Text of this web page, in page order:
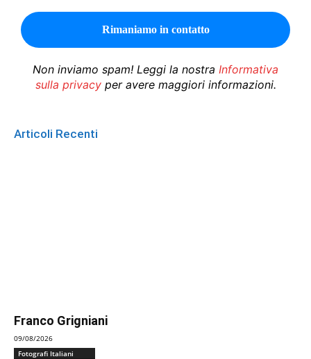
Non inviamo spam! Leggi la nostra Informativa
sulla privacyper avere maggiori informazioni.
Articoli Recenti
Franco Grigniani
09/08/2026
Fotografi Italiani